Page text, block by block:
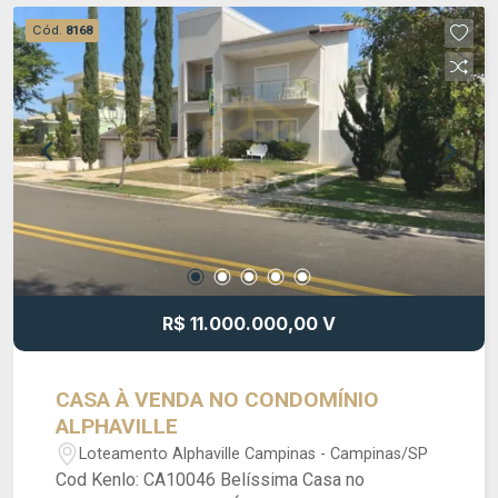
integralmente, bem como profissionais
experientes prontos para esclarecer todas as
suas dúvidas, desde a escolha do imóvel até o
acompanhamento pós-venda. Somos
especialistas em imóveis de alto padrão,
oferecendo soluções exclusivas e
personalizadas para clientes que buscam o que
há de melhor no mercado imobiliário. Consulte-
nos! Petrucci Gestão Imobiliária
(CRECI: 035277J).
Cód. 8168
R$ 11.000.000,00 V
CASA À VENDA NO CONDOMÍNIO
ALPHAVILLE
Loteamento Alphaville Campinas - Campinas/SP
Cod Kenlo: CA10046 Belíssima Casa no